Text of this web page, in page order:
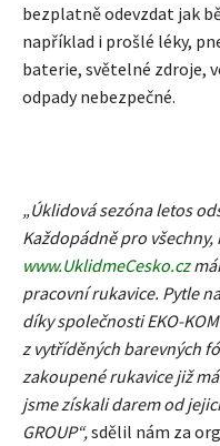
bezplatně odevzdat jak
například i prošlé léky,
baterie, světelné zdroje,
odpady nebezpečné.
„Úklidová sezóna letos
Každopádně pro
www.UklidmeCesko.cz
pracovní rukavice. Pytle
díky společnosti EKO-
z vytříděných barevných
zakoupené rukavice již
jsme získali darem od
GROUP“,sdělil nám za